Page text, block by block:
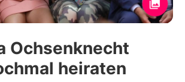
Promiflash Exklusiv
Themen auf Promiflash
Ochsenknecht
heiraten